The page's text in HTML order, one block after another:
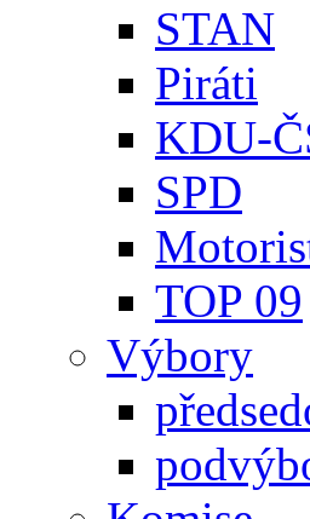
STAN
Piráti
KDU-
SPD
TOP 09
Výbory